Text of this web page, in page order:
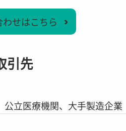
わせはこちら
引先
医療機関、大手製造企業